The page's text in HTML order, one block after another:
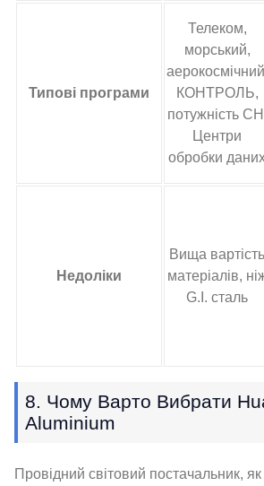
Типові програми
Телеком,
морський,
КОНТРОЛЬ,
потужність
Центри
обробки
Недоліки
Вища вартість
матеріалів,
G.I. сталь
8. Чому Варто Вибрати
Aluminium
Провідний світовий постачальник, як